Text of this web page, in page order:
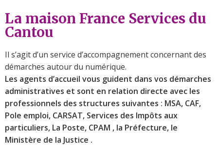
La maison France Services du
Cantou
Il s’agit d’un service d’accompagnement concernant des
démarches autour du numérique.
Les agents d’accueil vous guident dans vos démarches
administratives et sont en relation directe avec les
professionnels des structures suivantes : MSA, CAF,
Pole emploi, CARSAT, Services des Impôts aux
particuliers, La Poste, CPAM , la Préfecture, le
Ministère de la Justice .